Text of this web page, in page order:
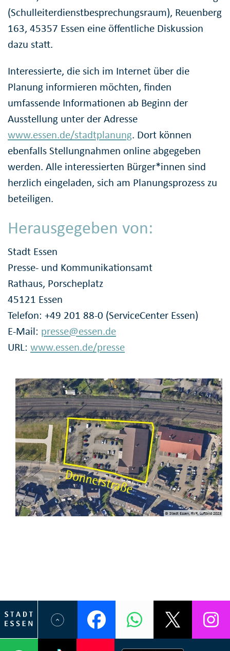
(Schulleiterdienstbesprechungsraum), Reuenberg
163, 45357 Essen eine öffentliche Diskussion
dazu statt.
Interessierte, die sich im Internet über die
Planung informieren möchten, finden
umfassende Informationen ab Beginn der
Ausstellung unter der Adresse
www.essen.de/stadtplanung. Dort können
ebenfalls Stellungnahmen online abgegeben
werden. Alle interessierten Bürger*innen sind
herzlich eingeladen, sich am Planungsprozess zu
beteiligen.
Herausgegeben von:
Stadt Essen
Presse- und Kommunikationsamt
Rathaus, Porscheplatz
45121 Essen
Telefon: +49 201 88-0 (ServiceCenter Essen)
E-Mail: presse@essen.de
URL: www.essen.de/presse
© Stadt Essen, RVR, Luftbild 2023